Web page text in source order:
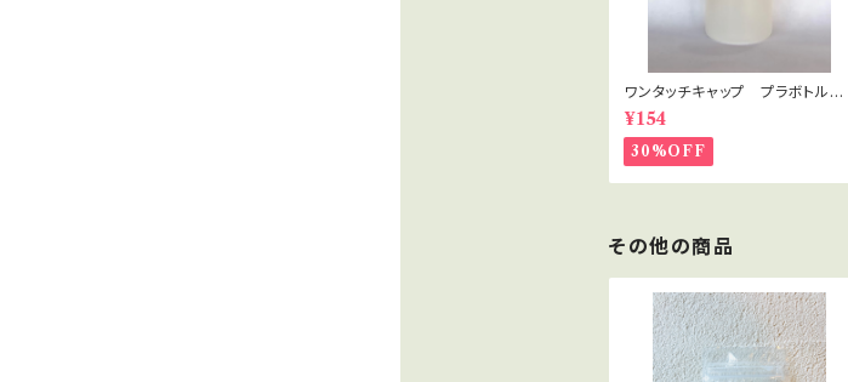
ワンタッチキャップ プラボトル 3
0ml
¥154
30%OFF
その他の商品